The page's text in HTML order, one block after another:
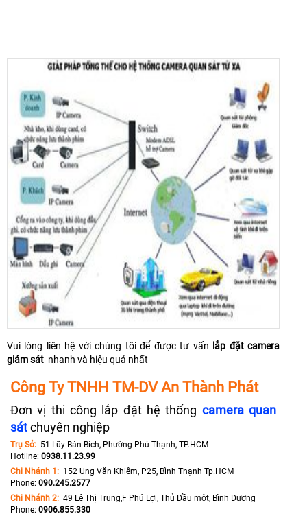
Vui lòng liên hệ với chúng tôi để được tư vấn lắp đặt camera
giám sát nhanh và hiệu quả nhất
Công Ty TNHH TM-DV An Thành Phát
Đơn vị thi công lắp đặt hệ thống camera quan
sátchuyên nghiệp
Trụ Sở: 51 Lũy Bán Bích, Phường Phú Thạnh, TP.HCM
Hotline: 0938.11.23.99
Chi Nhánh 1: 152 Ung Văn Khiêm, P25, Bình Thạnh Tp.HCM
Phone: 090.245.2577
Chi Nhánh 2: 49 Lê Thị Trung,F Phú Lợi, Thủ Dầu một, Bình Dương
Phone: 0906.855.330